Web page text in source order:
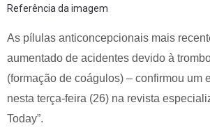
Referência da imagem
As pílulas anticoncepcionais mais
aumentado de acidentes devido à
(formação de coágulos) – confirmou um
nesta terça-feira (26) na revista
Today”.